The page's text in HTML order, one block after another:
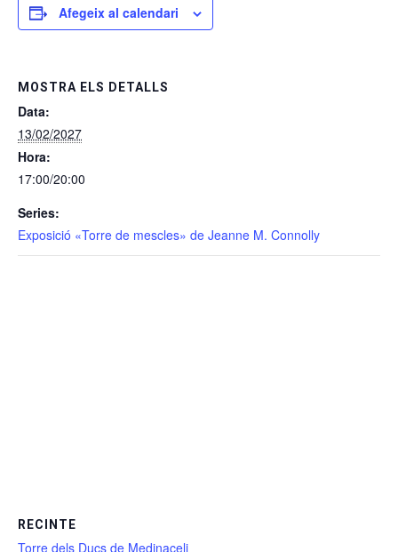
Afegeix al calendari
MOSTRA ELS DETALLS
Data:
13/02/2027
Hora:
17:00/20:00
Series:
Exposició «Torre de mescles» de Jeanne M. Connolly
RECINTE
Torre dels Ducs de Medinaceli